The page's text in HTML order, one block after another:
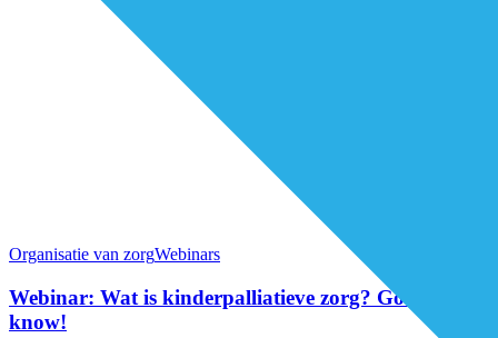
Organisatie van zorgWebinars
Webinar: Wat is kinderpalliatieve zorg? Good to
know!